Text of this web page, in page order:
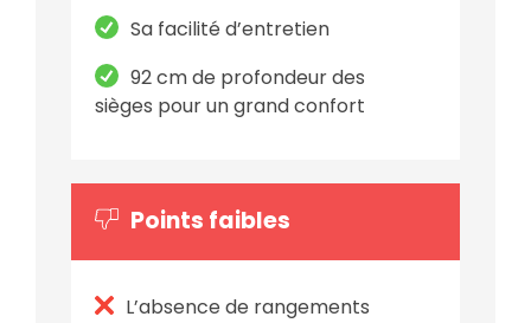
Sa facilité d’entretien
92 cm de profondeur des
sièges pour un grand confort
Points faibles
L’absence de rangements